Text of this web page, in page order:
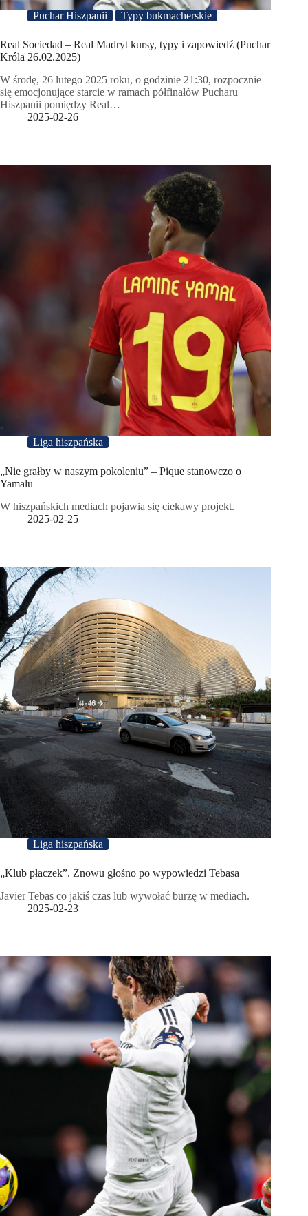
Puchar Hiszpanii Typy bukmacherskie
Real Sociedad – Real Madryt kursy, typy i zapowiedź (Puchar
Króla 26.02.2025)
W środę, 26 lutego 2025 roku, o godzinie 21:30, rozpocznie
się emocjonujące starcie w ramach półfinałów Pucharu
Hiszpanii pomiędzy Real…
2025-02-26
Liga hiszpańska
„Nie grałby w naszym pokoleniu” – Pique stanowczo o
Yamalu
W hiszpańskich mediach pojawia się ciekawy projekt.
2025-02-25
Liga hiszpańska
„Klub płaczek”. Znowu głośno po wypowiedzi Tebasa
Javier Tebas co jakiś czas lub wywołać burzę w mediach.
2025-02-23